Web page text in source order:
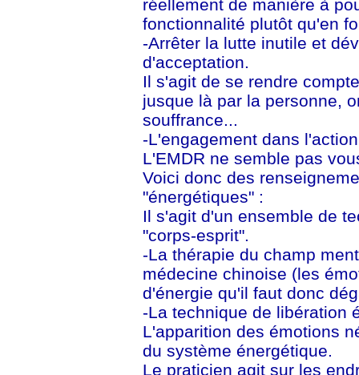
réellement de manière à
fonctionnalité plutôt qu'en
-Arrêter la lutte inutile et
d'acceptation.
Il s'agit de se rendre
jusque là par la personne,
souffrance...
-L'engagement dans
L'EMDR ne semble pas
Voici donc des
"énergétiques" :
Il s'agit d'un ensemble de
"corps-esprit".
-La thérapie du champ
médecine chinoise (les
d'énergie qu'il faut donc
-La technique de libération
L'apparition des émotions
du système énergétique.
Le praticien agit sur les